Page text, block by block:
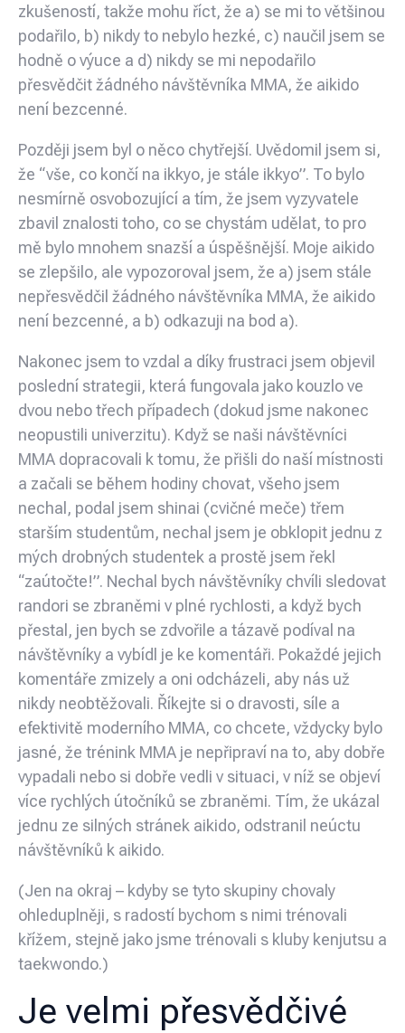
zkušeností, takže mohu říct, že a) se mi to většinou
podařilo, b) nikdy to nebylo hezké, c) naučil jsem se
hodně o výuce a d) nikdy se mi nepodařilo
přesvědčit žádného návštěvníka MMA, že aikido
není bezcenné.
Později jsem byl o něco chytřejší. Uvědomil jsem si,
že “vše, co končí na ikkyo, je stále ikkyo”. To bylo
nesmírně osvobozující a tím, že jsem vyzyvatele
zbavil znalosti toho, co se chystám udělat, to pro
mě bylo mnohem snazší a úspěšnější. Moje aikido
se zlepšilo, ale vypozoroval jsem, že a) jsem stále
nepřesvědčil žádného návštěvníka MMA, že aikido
není bezcenné, a b) odkazuji na bod a).
Nakonec jsem to vzdal a díky frustraci jsem objevil
poslední strategii, která fungovala jako kouzlo ve
dvou nebo třech případech (dokud jsme nakonec
neopustili univerzitu). Když se naši návštěvníci
MMA dopracovali k tomu, že přišli do naší místnosti
a začali se během hodiny chovat, všeho jsem
nechal, podal jsem shinai (cvičné meče) třem
starším studentům, nechal jsem je obklopit jednu z
mých drobných studentek a prostě jsem řekl
“zaútočte!”. Nechal bych návštěvníky chvíli sledovat
randori se zbraněmi v plné rychlosti, a když bych
přestal, jen bych se zdvořile a tázavě podíval na
návštěvníky a vybídl je ke komentáři. Pokaždé jejich
komentáře zmizely a oni odcházeli, aby nás už
nikdy neobtěžovali. Říkejte si o dravosti, síle a
efektivitě moderního MMA, co chcete, vždycky bylo
jasné, že trénink MMA je nepřipraví na to, aby dobře
vypadali nebo si dobře vedli v situaci, v níž se objeví
více rychlých útočníků se zbraněmi. Tím, že ukázal
jednu ze silných stránek aikido, odstranil neúctu
návštěvníků k aikido.
(Jen na okraj – kdyby se tyto skupiny chovaly
ohleduplněji, s radostí bychom s nimi trénovali
křížem, stejně jako jsme trénovali s kluby kenjutsu a
taekwondo.)
Je velmi přesvědčivé